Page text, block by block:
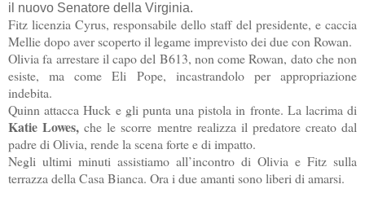
il nuovo Senatore della Virginia.
Fitz licenzia Cyrus, responsabile dello staff del presidente, e caccia
Mellie dopo aver scoperto il legame imprevisto dei due con Rowan.
Olivia fa arrestare il capo del B613, non come Rowan, dato che non
esiste, ma come Eli Pope, incastrandolo per appropriazione
indebita.
Quinn attacca Huck e gli punta una pistola in fronte. La lacrima di
Katie Lowes, che le scorre mentre realizza il predatore creato dal
padre di Olivia, rende la scena forte e di impatto.
Negli ultimi minuti assistiamo all’incontro di Olivia e Fitz sulla
terrazza della Casa Bianca. Ora i due amanti sono liberi di amarsi.